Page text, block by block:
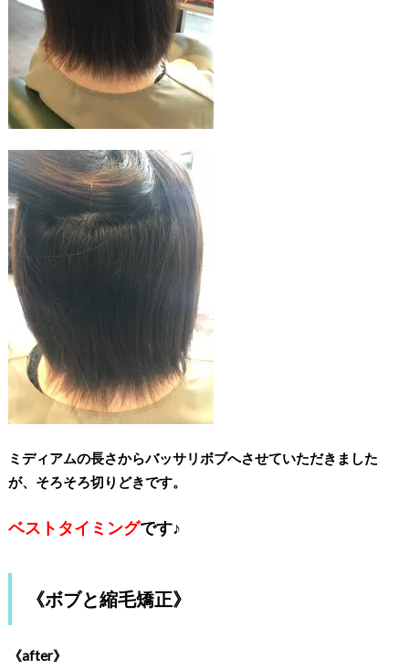
ミディアムの長さからバッサリボブへさせていただきました
が、そろそろ切りどきです。
ベストタイミングです♪
《ボブと縮毛矯正》
《after》